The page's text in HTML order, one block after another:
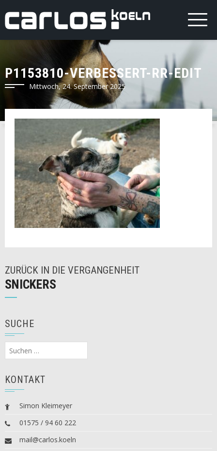
P1153810-VERBESSERT-RR-EDIT
Mittwoch, 24. September 2025
ZURÜCK IN DIE VERGANGENHEIT
SNICKERS
SUCHE
Suchen
nach:
KONTAKT
Simon Kleimeyer
01575 / 94 60 222
mail@carlos.koeln